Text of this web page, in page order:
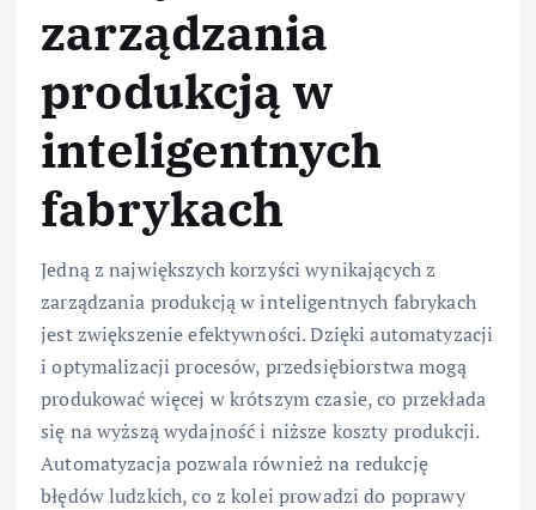
zarządzania
produkcją w
inteligentnych
fabrykach
Jedną z największych korzyści wynikających z
zarządzania produkcją w inteligentnych fabrykach
jest zwiększenie efektywności. Dzięki automatyzacji
i optymalizacji procesów, przedsiębiorstwa mogą
produkować więcej w krótszym czasie, co przekłada
się na wyższą wydajność i niższe koszty produkcji.
Automatyzacja pozwala również na redukcję
błędów ludzkich, co z kolei prowadzi do poprawy